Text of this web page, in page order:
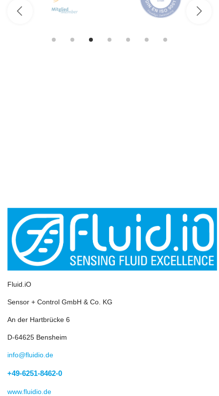
Fluid.iO
Sensor + Control GmbH & Co. KG
An der Hartbrücke 6
D-64625 Bensheim
info@fluidio.de
+49-6251-8462-0
www.fluidio.de